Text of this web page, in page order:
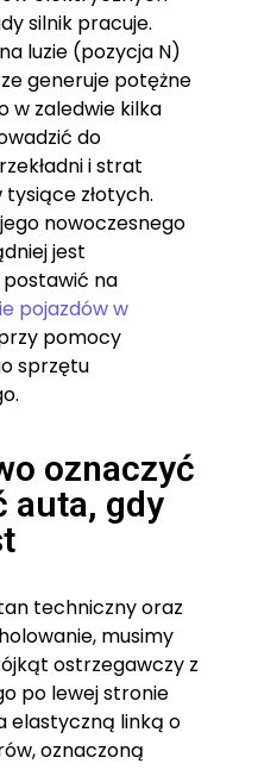
silnik pracuje.
luzie (pozycja N)
generuje potężne
w zaledwie kilka
do
i strat
złotych.
nowoczesnego
jest
postawić na
pojazdów w
pomocy
sprzętu
oznaczyć
auta, gdy
techniczny oraz
musimy
ostrzegawczy z
po lewej stronie
elastyczną linką o
oznaczoną